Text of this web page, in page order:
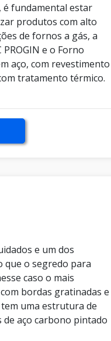
é fundamental estar
produtos com alto
de fornos a gás, a
e o Forno
aço, com revestimento
tratamento térmico.
e um dos
que o segredo para
caso o mais
bordas gratinadas e
uma estrutura de
de aço carbono pintado